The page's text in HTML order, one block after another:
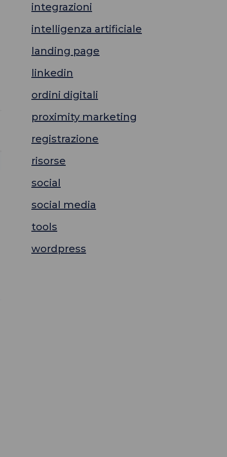
integrazioni
intelligenza artificiale
landing page
linkedin
ordini digitali
proximity marketing
registrazione
risorse
social
social media
tools
wordpress